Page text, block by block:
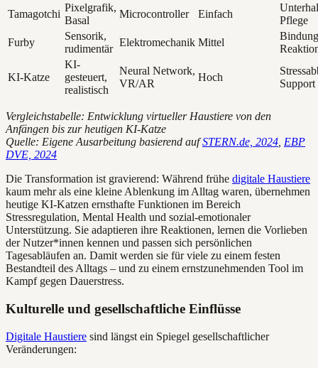
Tamagotchi
Pixelgrafik,
Basal
Microcontroller Einfach
Pflege
Furby
Sensorik,
rudimentär
Elektromechanik Mittel
KI-Katze
KI-
gesteuert,
realistisch
Neural Network,
VR/AR
Hoch
Support
Vergleichstabelle: Entwicklung virtueller Haustiere von den
Anfängen bis zur heutigen KI-Katze
Quelle: Eigene Ausarbeitung basierend aufSTERN.de, 2024 EBP
DVE, 2024
Die Transformation ist gravierend: Während frühe digitale Haustiere
kaum mehr als eine kleine Ablenkung im Alltag waren, übernehmen
heutige KI-Katzen ernsthafte Funktionen im Bereich
Stressregulation, Mental Health und sozial-emotionaler
Unterstützung. Sie adaptieren ihre Reaktionen, lernen die Vorlieben
der Nutzer*innen kennen und passen sich persönlichen
Tagesabläufen an. Damit werden sie für viele zu einem festen
Bestandteil des Alltags – und zu einem ernstzunehmenden Tool im
Kampf gegen Dauerstress.
Kulturelle und gesellschaftliche Einflüsse
Digitale Haustiere sind längst ein Spiegel gesellschaftlicher
Veränderungen: